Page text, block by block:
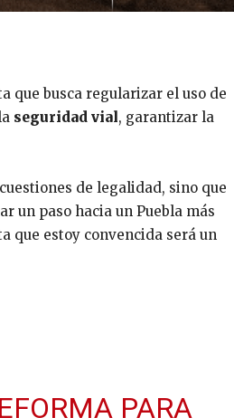
que busca regularizar el uso de
seguridad vial, garantizar la
de legalidad, sino que
un paso hacia un Puebla más
que estoy convencida será un
PARA